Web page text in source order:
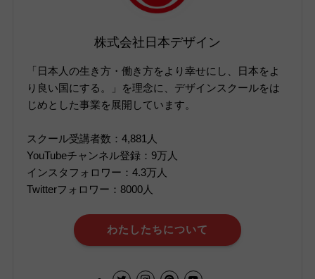
株式会社日本デザイン
「日本人の生き方・働き方をより幸せにし、日本をよ
り良い国にする。」を理念に、デザインスクールをは
じめとした事業を展開しています。
スクール受講者数：4,881人
YouTubeチャンネル登録：9万人
インスタフォロワー：4.3万人
Twitterフォロワー：8000人
わたしたちについて